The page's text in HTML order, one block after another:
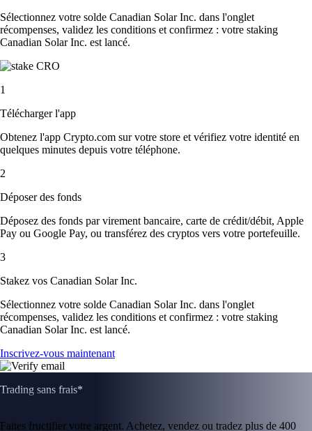
Sélectionnez votre solde Canadian Solar Inc. dans l'onglet
récompenses, validez les conditions et confirmez : votre staking
Canadian Solar Inc. est lancé.
1
Télécharger l'app
Obtenez l'app Crypto.com sur votre store et vérifiez votre identité en
quelques minutes depuis votre téléphone.
2
Déposer des fonds
Déposez des fonds par virement bancaire, carte de crédit/débit, Apple
Pay ou Google Pay, ou transférez des cryptos vers votre portefeuille.
3
Stakez vos Canadian Solar Inc.
Sélectionnez votre solde Canadian Solar Inc. dans l'onglet
récompenses, validez les conditions et confirmez : votre staking
Canadian Solar Inc. est lancé.
Inscrivez-vous maintenant
Trading sans frais*
Faites fructifier votre argent. Achetez, vendez ou tradez plus de 400